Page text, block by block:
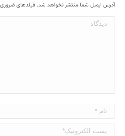
آدرس ایمیل شما منتشر نخواهد شد. فیلدهای ضروری
دیدگاه
نام *
پست الکترونیک*